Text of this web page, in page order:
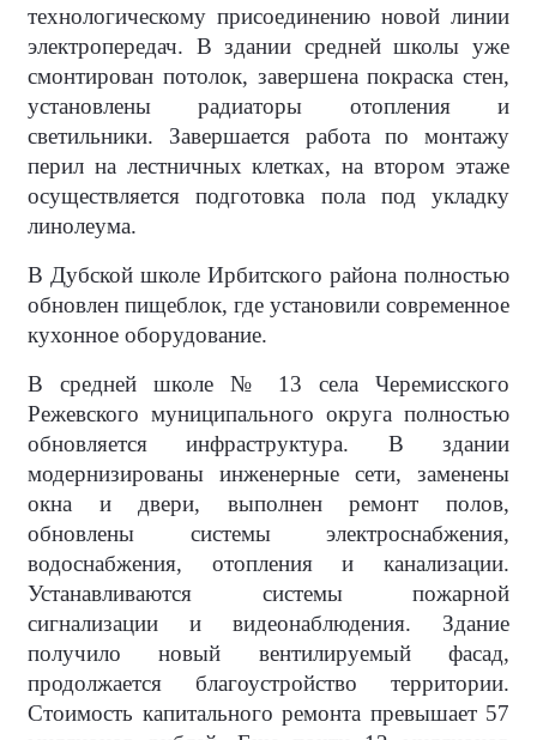
технологическому присоединению новой линии
электропередач. В здании средней школы уже
смонтирован потолок, завершена покраска стен,
установлены радиаторы отопления и
светильники. Завершается работа по монтажу
перил на лестничных клетках, на втором этаже
осуществляется подготовка пола под укладку
линолеума.
В Дубской школе Ирбитского района полностью
обновлен пищеблок, где установили современное
кухонное оборудование.
В средней школе № 13 села Черемисского
Режевского муниципального округа полностью
обновляется инфраструктура. В здании
модернизированы инженерные сети, заменены
окна и двери, выполнен ремонт полов,
обновлены системы электроснабжения,
водоснабжения, отопления и канализации.
Устанавливаются системы пожарной
сигнализации и видеонаблюдения. Здание
получило новый вентилируемый фасад,
продолжается благоустройство территории.
Стоимость капитального ремонта превышает 57